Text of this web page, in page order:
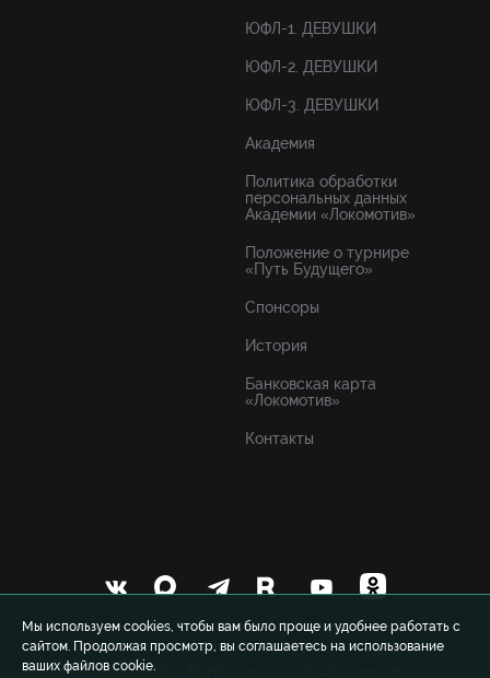
Мы используем cookies, чтобы вам было проще и удобнее работать с
сайтом. Продолжая просмотр, вы соглашаетесь на использование
ваших файлов cookie.
ЮФЛ-1. ДЕВУШКИ
ЮФЛ-2. ДЕВУШКИ
ЮФЛ-3. ДЕВУШКИ
Академия
Политика обработки
персональных данных
Академии «Локомотив»
Положение о турнире
«Путь Будущего»
Спонсоры
История
Банковская карта
«Локомотив»
Контакты
© 1999-2026 FCLM.RU Футбольный клуб «Локомотив»